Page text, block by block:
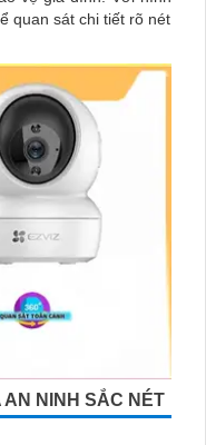
quan sát chi tiết rõ nét
NINH SẮC NÉT